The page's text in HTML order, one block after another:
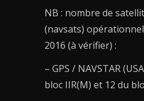
NB : nombre de
(navsats)
2016 (à vérifier) :
– GPS / NAVSTAR
bloc IIR(M) et 12 du